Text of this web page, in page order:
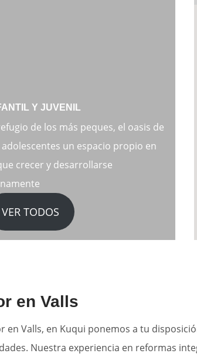
Y JUVENIL
de los más peques, el oasis de
adolescentes un espacio propio en
crecer y desarrollarse
VER TODOS
en Valls
Valls, en Kuqui ponemos a tu
Nuestra experiencia en reformas